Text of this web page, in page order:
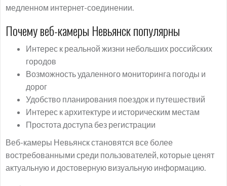
медленном интернет-соединении.
Почему веб-камеры Невьянск популярны
Интерес к реальной жизни небольших российских
городов
Возможность удаленного мониторинга погоды и
дорог
Удобство планирования поездок и путешествий
Интерес к архитектуре и историческим местам
Простота доступа без регистрации
Веб-камеры Невьянск становятся все более
востребованными среди пользователей, которые ценят
актуальную и достоверную визуальную информацию.